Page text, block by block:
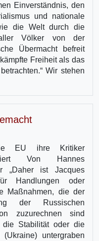
Einverständnis, den
und nationale
die Welt durch die
aller Völker von der
Übermacht befreit
Freiheit als das
Wir stehen
EU ihre Kritiker
Von Hannes
„Daher ist Jacques
Handlungen oder
Maßnahmen, die der
der Russischen
zuzurechnen sind
Stabilität oder die
untergraben